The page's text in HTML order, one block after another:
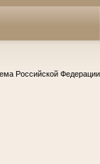
Российской